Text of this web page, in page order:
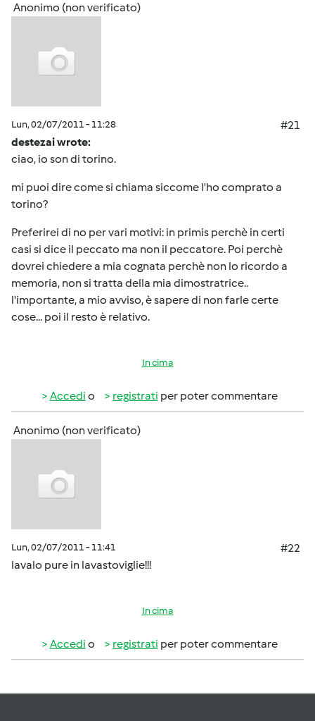
Anonimo (non verificato)
Lun, 02/07/2011 - 11:28
#21
destezai wrote:
ciao, io son di torino.
mi puoi dire come si chiama siccome l'ho comprato a
torino?
Preferirei di no per vari motivi: in primis perchè in certi
casi si dice il peccato ma non il peccatore. Poi perchè
dovrei chiedere a mia cognata perchè non lo ricordo a
memoria, non si tratta della mia dimostratrice..
l'importante, a mio avviso, è sapere di non farle certe
cose... poi il resto è relativo.
In cima
Accedi o registrati per poter commentare
Anonimo (non verificato)
Lun, 02/07/2011 - 11:41
#22
lavalo pure in lavastoviglie!!!
In cima
Accedi o registrati per poter commentare